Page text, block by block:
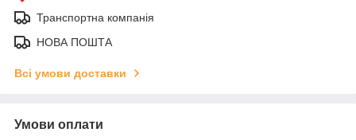
Транспортна компанія
НОВА ПОШТА
Всі умови доставки
Умови оплати